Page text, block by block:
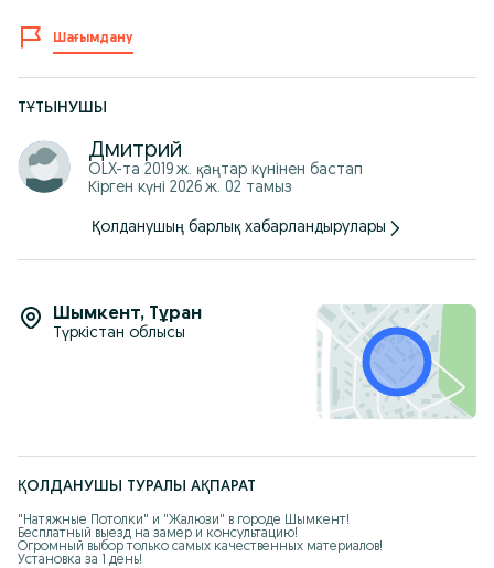
Керме төбелер
Керме төбелер Шымкент каласында
Натяжной потолок натяжные потолки в Шымкенте.
Керме төбелер Шымкентте.
Натяжной потолок.
Потолки качественные.
Потолки глянцевые, матовые, цветные.
Потолки с гарантией. Потолки натяжные.
Потолки натяжные качественно, быстро, с гарантией.
Шағымдану
ТҰТЫНУШЫ
Дмитрий
OLX-та 2019 ж. қаңтар күнінен бастап
Кірген күні 2026 ж. 02 тамыз
Қолданушың барлық хабарландырулары
Шымкент, Тұран
Түркістан облысы
ҚОЛДАНУШЫ ТУРАЛЫ АҚПАРАТ
"Натяжные Потолки" и "Жалюзи" в городе Шымкент!
Бесплатный выезд на замер и консультацию!
Огромный выбор только самых качественных материалов!
Установка за 1 день!